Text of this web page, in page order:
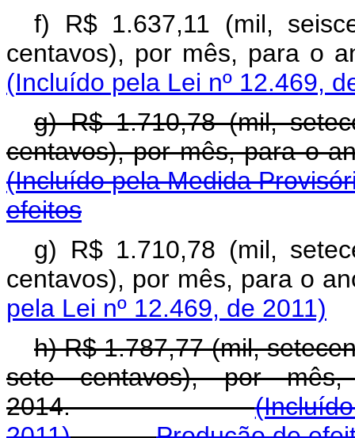
f) R$ 1.637,11 (mil,
centavos), por mês,
(Incluído pela Lei nº 12.469,
g) R$ 1.710,78 (mil,
centavos), por mês,
(Incluído pela Medida
efeitos
g) R$ 1.710,78 (mil,
centavos), por mês, para
pela Lei nº 12.469, de 2011)
h) R$ 1.787,77 (mil,
sete centavos), por
2014.